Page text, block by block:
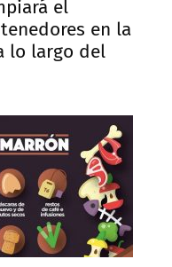
el
en la
lo largo del